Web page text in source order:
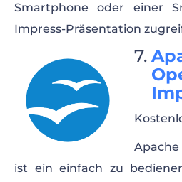
Smartphone oder einer
Impress-Präsentation
ist ein einfach zu